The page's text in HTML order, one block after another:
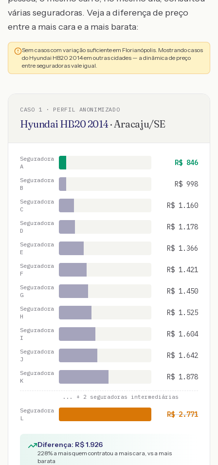
várias seguradoras. Veja a diferença de preço
entre a mais cara e a mais barata:
Sem casos com variação suficiente em Florianópolis. Mostrando casos
do Hyundai HB20 2014 em outras cidades — a dinâmica de preço
entre seguradoras vale igual.
CASO 1 · PERFIL ANONIMIZADO
Hyundai HB202014·Aracaju/SE
Seguradora
A
R$ 846
Seguradora
B
R$ 998
Seguradora
C
R$ 1.160
Seguradora
D
R$ 1.178
Seguradora
E
R$ 1.366
Seguradora
F
R$ 1.421
Seguradora
G
R$ 1.450
Seguradora
H
R$ 1.525
Seguradora
I
R$ 1.604
Seguradora
J
R$ 1.642
Seguradora
K
R$ 1.878
... + 2 seguradoras intermediárias
Seguradora
L
R$2.771
Diferença: R$1.926
228% a mais quem contratou a mais cara, vs a mais
barata